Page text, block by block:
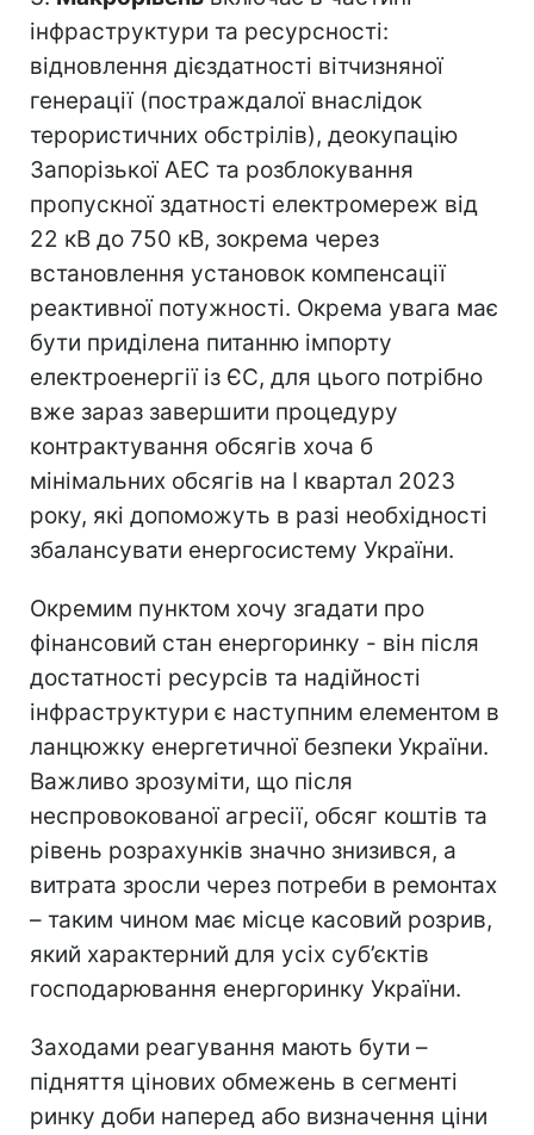
інфраструктури та ресурсності:
відновлення дієздатності вітчизняної
генерації (постраждалої внаслідок
терористичних обстрілів), деокупацію
Запорізької АЕС та розблокування
пропускної здатності електромереж від
22 кВ до 750 кВ, зокрема через
встановлення установок компенсації
реактивної потужності. Окрема увага має
бути приділена питанню імпорту
електроенергії із ЄС, для цього потрібно
вже зараз завершити процедуру
контрактування обсягів хоча б
мінімальних обсягів на І квартал 2023
року, які допоможуть в разі необхідності
збалансувати енергосистему України.
Окремим пунктом хочу згадати про
фінансовий стан енергоринку - він після
достатності ресурсів та надійності
інфраструктури є наступним елементом в
ланцюжку енергетичної безпеки України.
Важливо зрозуміти, що після
неспровокованої агресії, обсяг коштів та
рівень розрахунків значно знизився, а
витрата зросли через потреби в ремонтах
– таким чином має місце касовий розрив,
який характерний для усіх суб’єктів
господарювання енергоринку України.
Заходами реагування мають бути –
підняття цінових обмежень в сегменті
ринку доби наперед або визначення ціни